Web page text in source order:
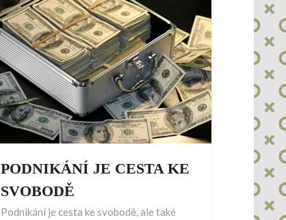
PODNIKÁNÍ JE CESTA KE
SVOBODĚ
Podnikání je cesta ke svobodě, ale také